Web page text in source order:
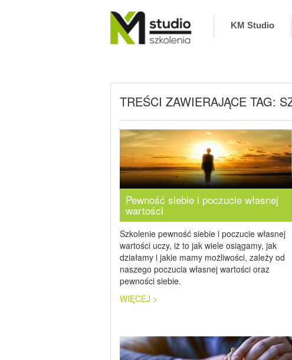
KM Studio
TREŚCI ZAWIERAJĄCE TAG:
Pewność siebie i poczucie własnej
wartości
Szkolenie pewność siebie i poczucie własnej
wartości uczy, iż to jak wiele osiągamy, jak
działamy i jakie mamy możliwości, zależy od
naszego poczucia własnej wartości oraz
pewności siebie.
WIĘCEJ >